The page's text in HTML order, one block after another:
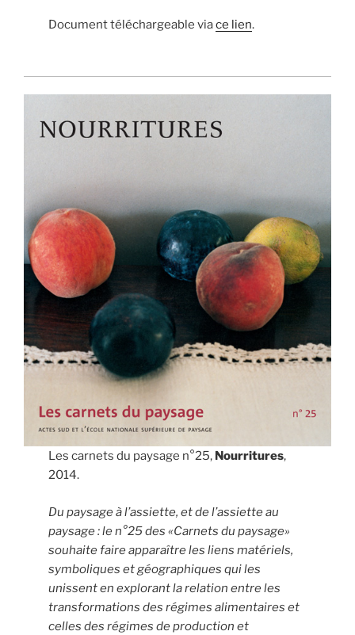
Document téléchargeable viace lien.
Les carnets du paysage n°25, Nourritures,
2014.
Du paysage à l’assiette, et de l’assiette au
paysage : le n°25 des «Carnets du paysage»
souhaite faire apparaître les liens matériels,
symboliques et géographiques qui les
unissent en explorant la relation entre les
transformations des régimes alimentaires et
celles des régimes de production et